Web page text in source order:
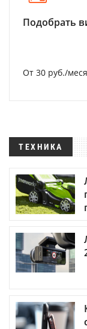
Подобрать
От 30 руб./
ТЕХНИКА